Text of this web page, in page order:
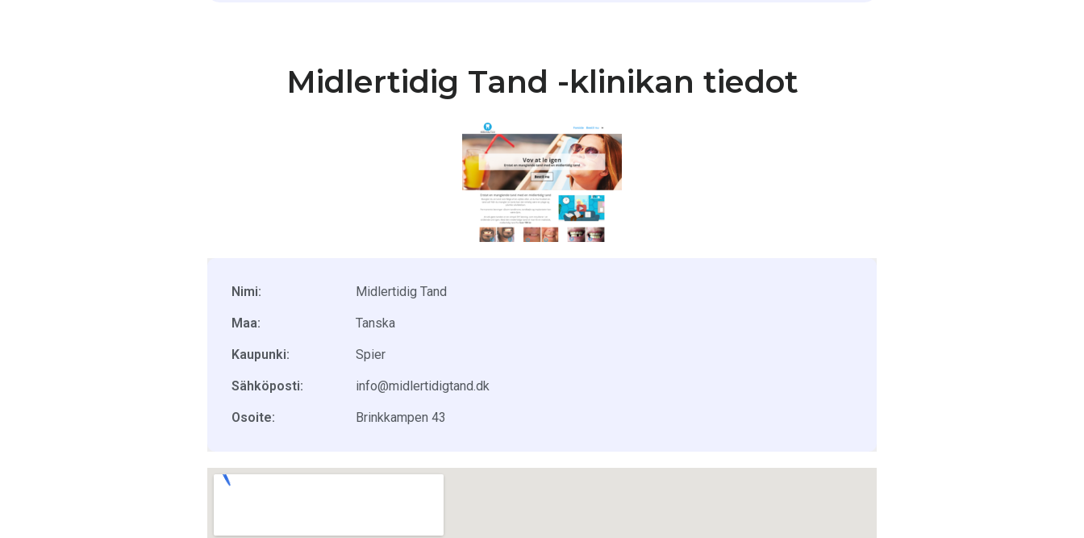
Midlertidig Tand -klinikan tiedot
Nimi:
Maa:
Kaupunki:
Sähköposti:
Osoite:
Midlertidig Tand
Tanska
Spier
info@midlertidigtand.dk
Brinkkampen 43